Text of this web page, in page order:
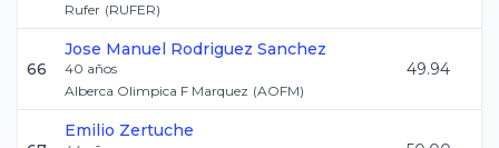
Rufer (RUFER)
66
Jose Manuel Rodriguez Sanchez
40 años
Alberca Olimpica F Marquez (AOFM)
49.94
Emilio Zertuche